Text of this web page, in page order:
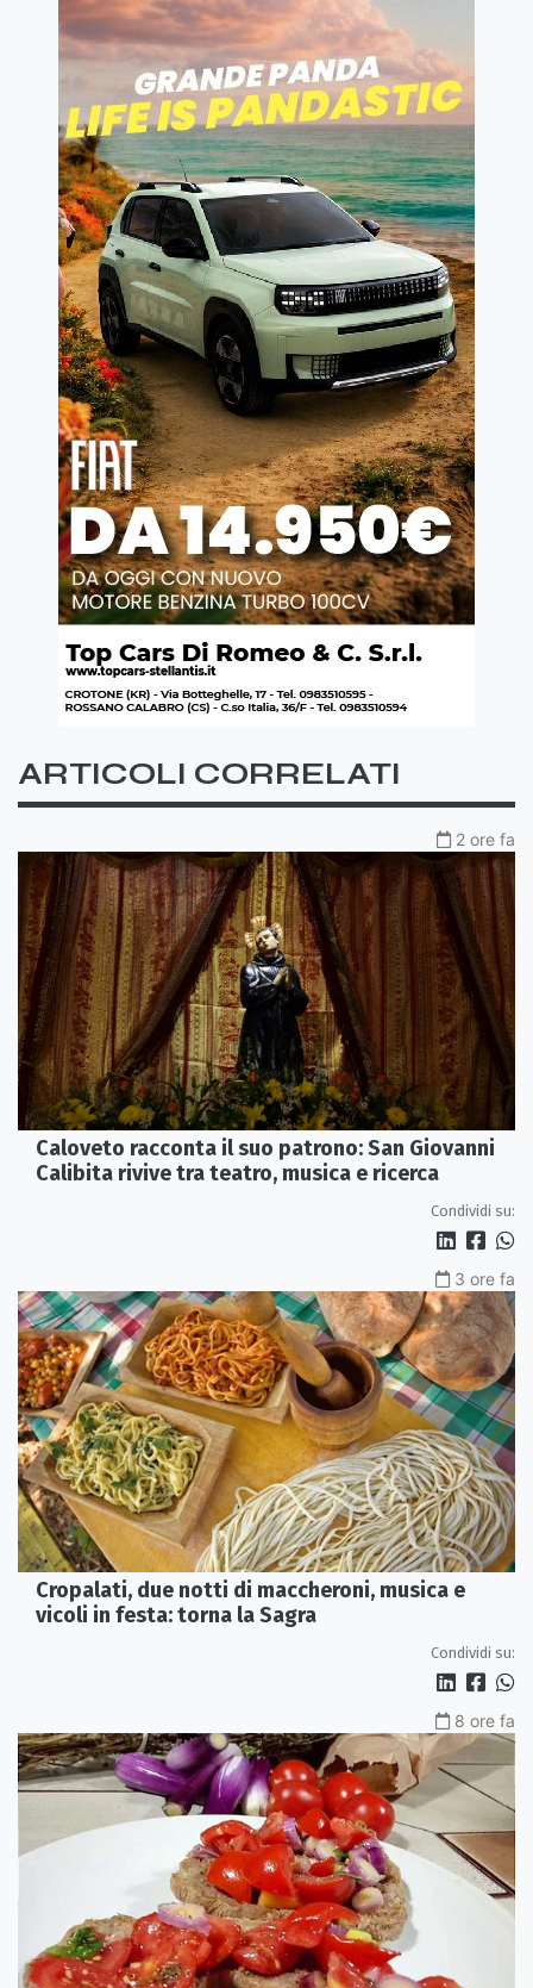
ARTICOLI CORRELATI
2 ore fa
Caloveto racconta il suo patrono: San Giovanni
Calibita rivive tra teatro, musica e ricerca
Condividi su:
3 ore fa
Cropalati, due notti di maccheroni, musica e
vicoli in festa: torna la Sagra
Condividi su:
8 ore fa